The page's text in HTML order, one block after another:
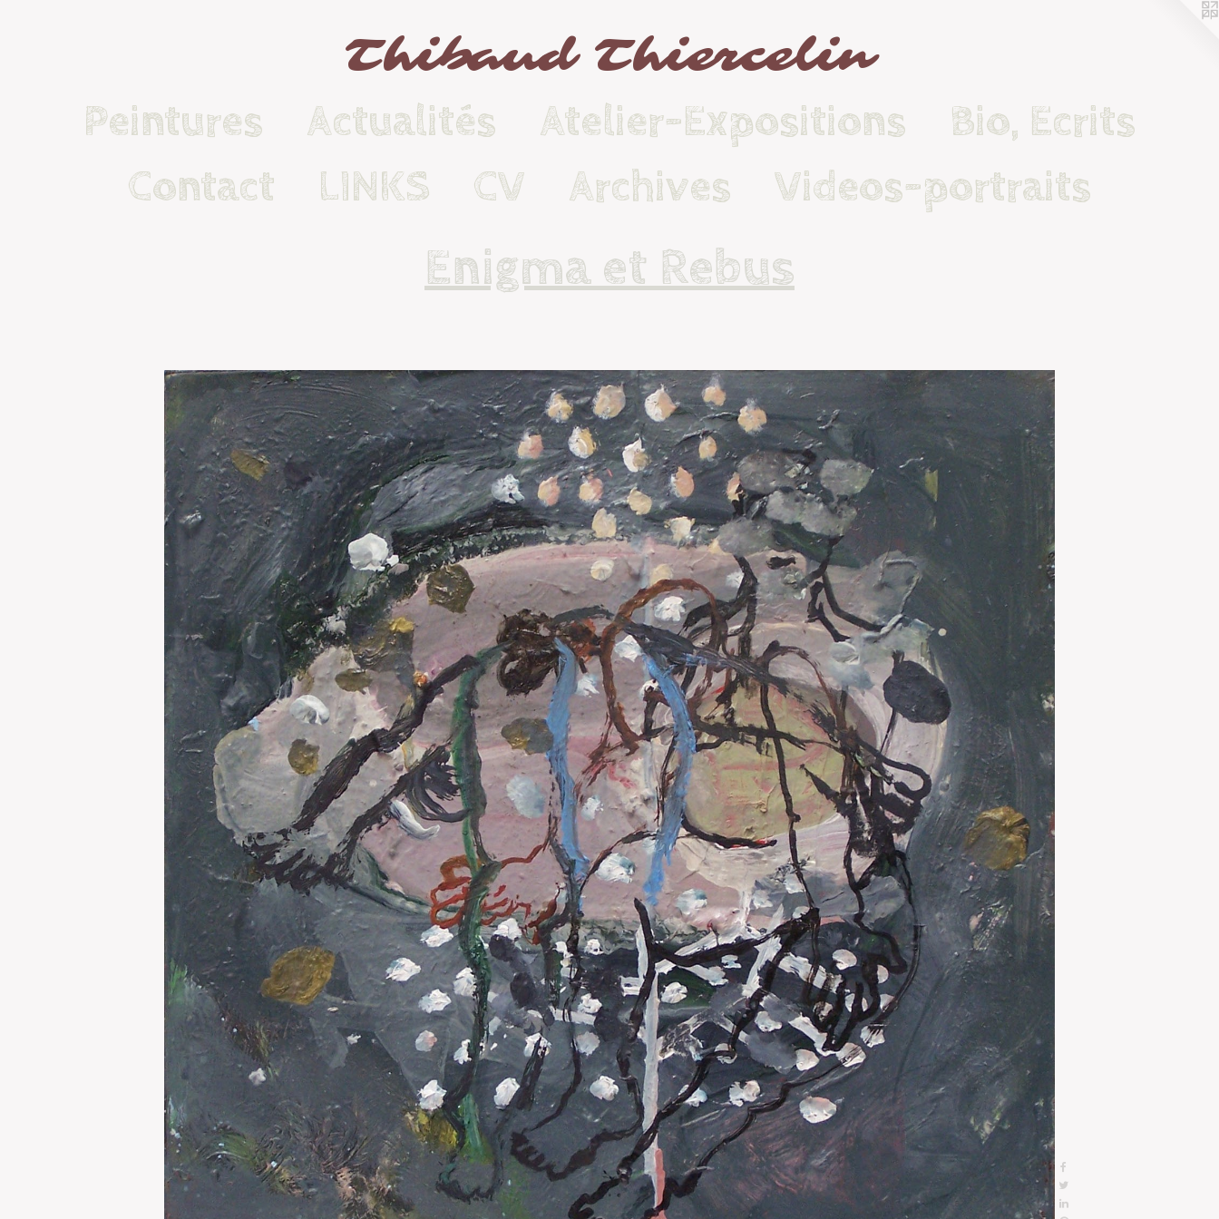
Thibaud Thiercelin
Peintures Actualités Atelier-Expositions
Bio, Ecrits
Contact
LINKS CV Archives Videos-portraits
Enigma et Rebus